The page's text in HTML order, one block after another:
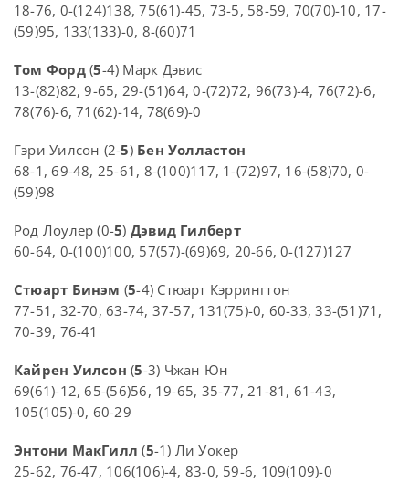
18-76, 0-(124)138, 75(61)-45, 73-5, 58-59, 70(70)-10, 17-
(59)95, 133(133)-0, 8-(60)71
Том Форд(5-4) Марк Дэвис
13-(82)82, 9-65, 29-(51)64, 0-(72)72, 96(73)-4, 76(72)-6,
78(76)-6, 71(62)-14, 78(69)-0
Гэри Уилсон (2-5) Бен Уолластон
68-1, 69-48, 25-61, 8-(100)117, 1-(72)97, 16-(58)70, 0-
(59)98
Род Лоулер (0-5) Дэвид Гилберт
60-64, 0-(100)100, 57(57)-(69)69, 20-66, 0-(127)127
Стюарт Бинэм (5-4) Стюарт Кэррингтон
77-51, 32-70, 63-74, 37-57, 131(75)-0, 60-33, 33-(51)71,
70-39, 76-41
Кайрен Уилсон (5-3) Чжан Юн
69(61)-12, 65-(56)56, 19-65, 35-77, 21-81, 61-43,
105(105)-0, 60-29
Энтони МакГилл (5-1) Ли Уокер
25-62, 76-47, 106(106)-4, 83-0, 59-6, 109(109)-0